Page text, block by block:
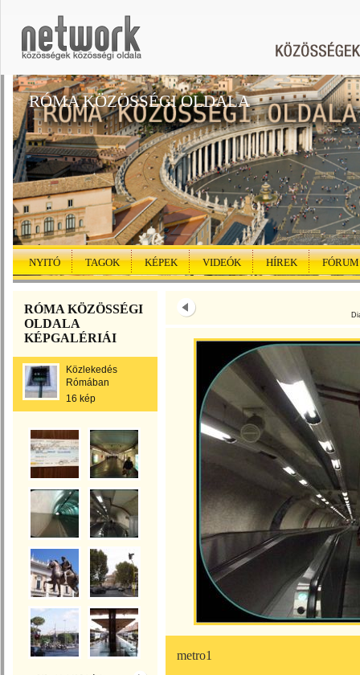
RÓMA KÖZÖSSÉGI OLDALA
NYITÓ TAGOK KÉPEK VIDEÓK HÍREK FÓRUM
RÓMA KÖZÖSSÉGI
OLDALA
KÉPGALÉRIÁI
Közlekedés
Rómában
16 kép
metro1